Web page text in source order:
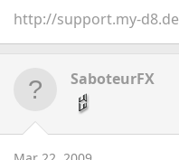
http://support.my-d8.de
SaboteurFX